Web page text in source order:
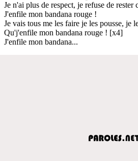
Je n'ai plus de respect, je refuse de rester
J'enfile mon bandana rouge !
Je vais tous me les faire je les pousse, je
Qu'j'enfile mon bandana rouge ! [x4]
J'enfile mon bandana...